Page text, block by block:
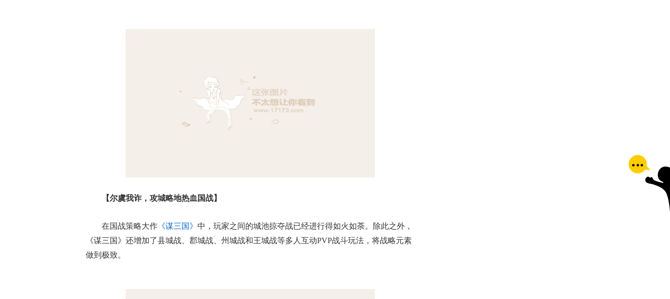
【尔虞我诈，攻城略地热血国战】
在国战策略大作 《谋三国》 中，玩家之间的城池掠夺战已经进行得如火如荼。除此之外，
《谋三国》还增加了县城战、郡城战、州城战和王城战等多人互动PVP战斗玩法，将战略元素
做到极致。